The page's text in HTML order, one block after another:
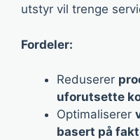
utstyr vil trenge
Fordeler:
Reduserer
uforutsette
Optimaliserer
basert på